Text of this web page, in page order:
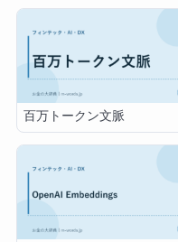
百万トークン文脈